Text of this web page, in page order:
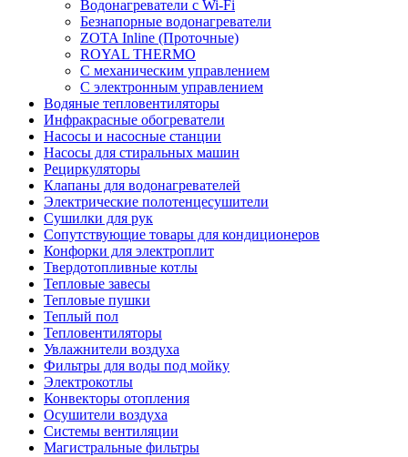
Водонагреватели с Wi-Fi
Безнапорные водонагреватели
ZOTA Inline (Проточные)
ROYAL THERMO
С механическим управлением
С электронным управлением
Водяные тепловентиляторы
Инфракрасные обогреватели
Насосы и насосные станции
Насосы для стиральных машин
Рециркуляторы
Клапаны для водонагревателей
Электрические полотенцесушители
Сушилки для рук
Сопутствующие товары для кондиционеров
Конфорки для электроплит
Твердотопливные котлы
Тепловые завесы
Тепловые пушки
Теплый пол
Тепловентиляторы
Увлажнители воздуха
Фильтры для воды под мойку
Электрокотлы
Конвекторы отопления
Осушители воздуха
Системы вентиляции
Магистральные фильтры